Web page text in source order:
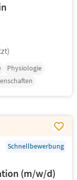
Physiologie
Schnellbewerbung
(m/w/d)